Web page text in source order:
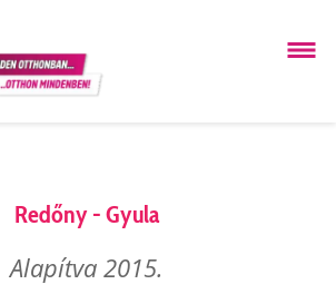
Redőny - Gyula
Alapítva 2015.